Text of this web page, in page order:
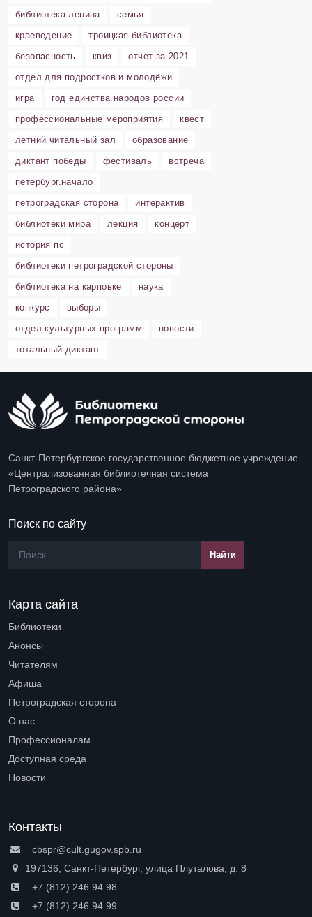
библиотека ленина
семья
краеведение
троицкая библиотека
безопасность
квиз
отчет за 2021
отдел для подростков и молодёжи
игра
год единства народов россии
профессиональные мероприятия
квест
летний читальный зал
образование
диктант победы
фестиваль
встреча
петербург.начало
петроградская сторона
интерактив
библиотеки мира
лекция
концерт
история пс
библиотеки петроградской стороны
библиотека на карповке
наука
конкурс
выборы
отдел культурных программ
новости
тотальный диктант
Санкт-Петербургское государственное бюджетное учреждение
«Централизованная библиотечная система
Петроградского района»
Поиск по сайту
Карта сайта
Библиотеки
Анонсы
Читателям
Афиша
Петроградская сторона
О нас
Профессионалам
Доступная среда
Новости
Контакты
cbspr@cult.gugov.spb.ru
197136, Санкт-Петербург, улица Плуталова, д. 8
+7 (812) 246 94 98
+7 (812) 246 94 99